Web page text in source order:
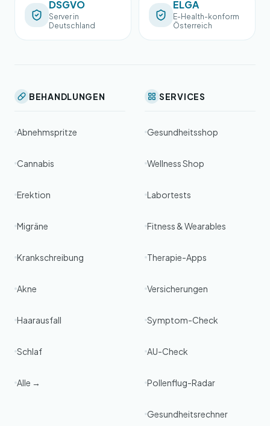
DSGVO
Server in
Deutschland
ELGA
E-Health-konform
Österreich
BEHANDLUNGEN
Abnehmspritze
Cannabis
Erektion
Migräne
Krankschreibung
Akne
Haarausfall
Schlaf
Alle →
SERVICES
Gesundheitsshop
Wellness Shop
Labortests
Fitness & Wearables
Therapie-Apps
Versicherungen
Symptom-Check
AU-Check
Pollenflug-Radar
Gesundheitsrechner